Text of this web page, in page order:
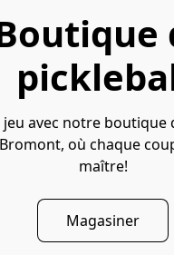
jeu avec notre
où chaque
maître!
Magasiner